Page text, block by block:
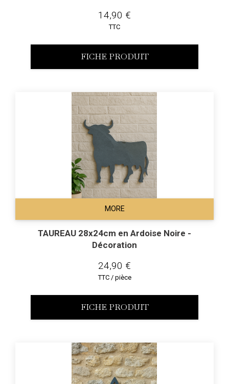
14,90 €
TTC
FICHE PRODUIT
MORE
TAUREAU 28x24cm en Ardoise Noire -
Décoration
24,90 €
TTC / pièce
FICHE PRODUIT